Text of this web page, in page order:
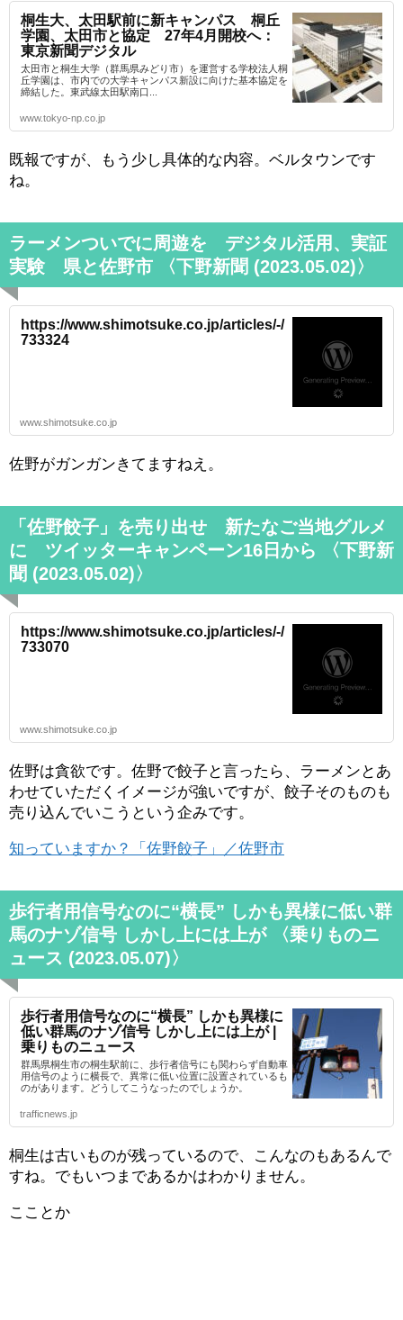
桐生大、太田駅前に新キャンパス 桐丘
学園、太田市と協定 27年4月開校へ：
東京新聞デジタル
太田市と桐生大学（群馬県みどり市）を運営する学校法人桐
丘学園は、市内での大学キャンパス新設に向けた基本協定を
締結した。東武線太田駅南口...
www.tokyo-np.co.jp
既報ですが、もう少し具体的な内容。ベルタウンです
ね。
ラーメンついでに周遊を デジタル活用、実証
実験 県と佐野市 〈下野新聞 (2023.05.02)〉
https://www.shimotsuke.co.jp/articles/-/
733324
www.shimotsuke.co.jp
佐野がガンガンきてますねえ。
「佐野餃子」を売り出せ 新たなご当地グルメ
に ツイッターキャンペーン16日から 〈下野新
聞 (2023.05.02)〉
https://www.shimotsuke.co.jp/articles/-/
733070
www.shimotsuke.co.jp
佐野は貪欲です。佐野で餃子と言ったら、ラーメンとあ
わせていただくイメージが強いですが、餃子そのものも
売り込んでいこうという企みです。
知っていますか？「佐野餃子」／佐野市
歩行者用信号なのに“横長” しかも異様に低い群
馬のナゾ信号 しかし上には上が 〈乗りものニ
ュース (2023.05.07)〉
歩行者用信号なのに“横長” しかも異様に
低い群馬のナゾ信号 しかし上には上が |
乗りものニュース
群馬県桐生市の桐生駅前に、歩行者信号にも関わらず自動車
用信号のように横長で、異常に低い位置に設置されているも
のがあります。どうしてこうなったのでしょうか。
trafficnews.jp
桐生は古いものが残っているので、こんなのもあるんで
すね。でもいつまであるかはわかりません。
こことか